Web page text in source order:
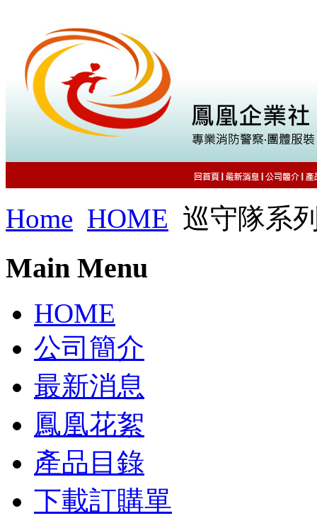
Home HOME 巡守隊系
Main Menu
HOME
公司簡介
最新消息
鳳凰花絮
產品目錄
下載訂購單